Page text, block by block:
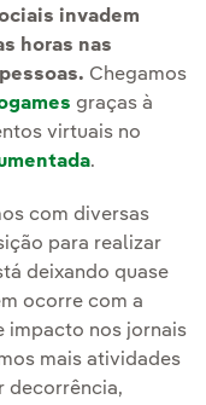
invadem
horas nas
Chegamos
graças à
virtuais no
.
com diversas
para realizar
deixando quase
ocorre com a
impacto nos jornais
mais atividades
decorrência,